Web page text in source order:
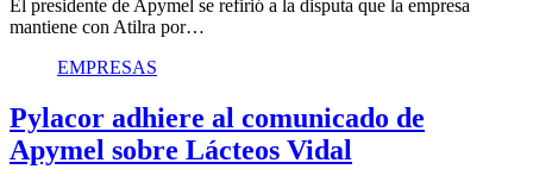
El presidente de Apymel se refirió a la disputa que la empresa
mantiene con Atilra por…
EMPRESAS
Pylacor adhiere al comunicado de
Apymel sobre Lácteos Vidal